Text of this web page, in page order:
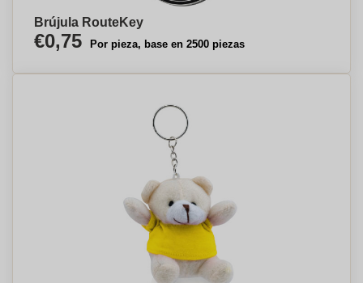
Brújula RouteKey
€0,75 Por pieza, base en 2500 piezas